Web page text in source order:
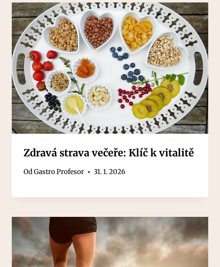
Zdravá strava večeře: Klíč k vitalitě
OdGastro Profesor 31. 1. 2026